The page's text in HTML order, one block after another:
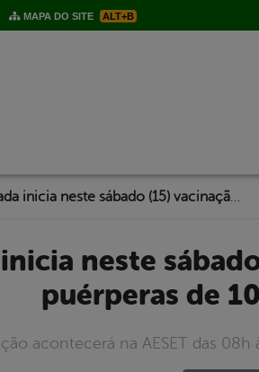
MAPA DO SITE ALT+B
puérperas de
acontecerá na AESET das